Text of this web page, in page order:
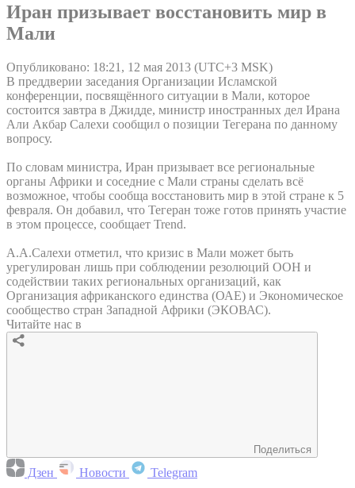
Иран призывает восстановить мир в
Мали
Опубликовано: 18:21, 12 мая 2013 (UTC+3 MSK)
В преддверии заседания Организации Исламской
конференции, посвящённого ситуации в Мали, которое
состоится завтра в Джидде, министр иностранных дел Ирана
Али Акбар Салехи сообщил о позиции Тегерана по данному
вопросу.
По словам министра, Иран призывает все региональные
органы Африки и соседние с Мали страны сделать всё
возможное, чтобы сообща восстановить мир в этой стране к 5
февраля. Он добавил, что Тегеран тоже готов принять участие
в этом процессе, сообщает Trend.
А.А.Салехи отметил, что кризис в Мали может быть
урегулирован лишь при соблюдении резолюций ООН и
содействии таких региональных организаций, как
Организация африканского единства (ОАЕ) и Экономическое
сообщество стран Западной Африки (ЭКОВАС).
Читайте нас в
Поделиться
Дзен Новости Telegram